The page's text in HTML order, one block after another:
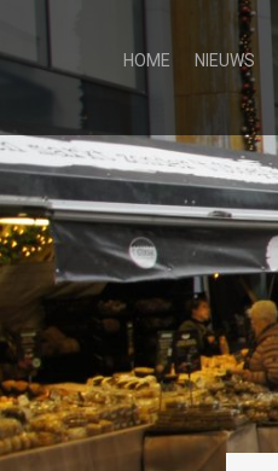
HOME NIEUWS